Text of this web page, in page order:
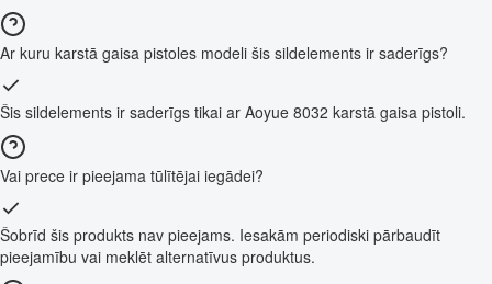
Ar kuru karstā gaisa pistoles modeli šis sildelements ir saderīgs?
Šis sildelements ir saderīgs tikai ar Aoyue 8032 karstā gaisa pistoli.
Vai prece ir pieejama tūlītējai iegādei?
Šobrīd šis produkts nav pieejams. Iesakām periodiski pārbaudīt
pieejamību vai meklēt alternatīvus produktus.